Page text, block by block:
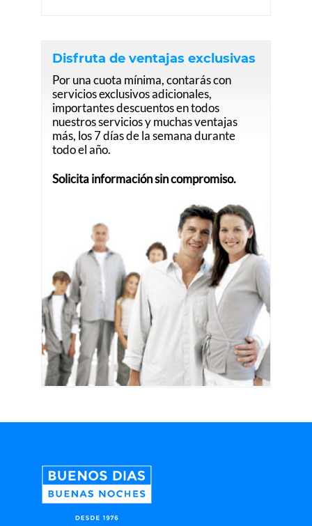
Disfruta de ventajas exclusivas
Por una cuota mínima, contarás con
servicios exclusivos adicionales,
importantes descuentos en todos
nuestros servicios y muchas ventajas
más, los 7 días de la semana durante
todo el año.
Solicita información sin compromiso.